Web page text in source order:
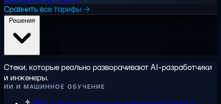
Сравнить все тарифы →
Стеки, которые реально разворачивают AI-разработчики
и инженеры.
ИИ И МАШИННОЕ ОБУЧЕНИЕ